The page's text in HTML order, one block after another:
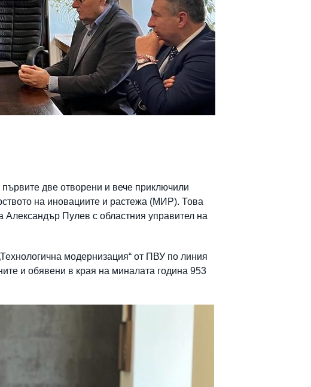
две отворени и вече приключили
на иновациите и растежа (МИР). Това
Пулев с областния управител на
модернизация“ от ПВУ по линия
и обявени в края на миналата година 953